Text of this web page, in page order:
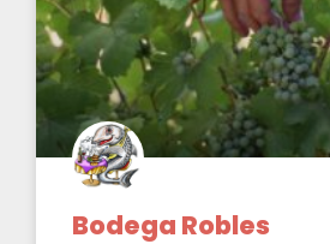
Bodega Robles